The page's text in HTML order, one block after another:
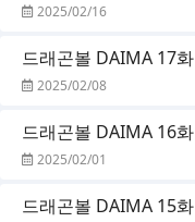
2025/02/16
드래곤볼 DAIMA 17화
2025/02/08
드래곤볼 DAIMA 16화
2025/02/01
드래곤볼 DAIMA 15화